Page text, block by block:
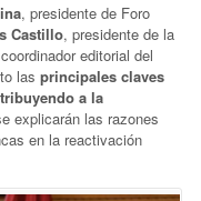
, presidente de Foro
Castillo, presidente de la
editorial del
lasprincipales claves
a la
explicarán las razones
en la reactivación